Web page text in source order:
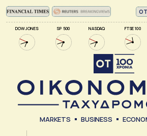
DOW JONES SP 500 NASDAQ FTSE 100
ΟΤ
MARKETS BUSINESS